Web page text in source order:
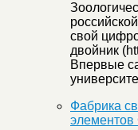
свой
двойник
Впервые
Фабрика